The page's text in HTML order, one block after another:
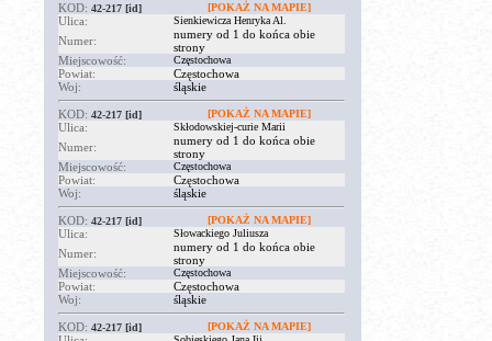
KOD: 42-217 [id] [POKAŻ NA MAPIE]
Ulica: Sienkiewicza Henryka Al.
Numer:
numery od 1 do końca obie
strony
Miejscowość:
Częstochowa
Powiat:
Częstochowa
Woj:
śląskie
KOD: 42-217 [id] [POKAŻ NA MAPIE]
Ulica: Skłodowskiej-curie Marii
Numer:
numery od 1 do końca obie
strony
Miejscowość:
Częstochowa
Powiat:
Częstochowa
Woj:
śląskie
KOD: 42-217 [id] [POKAŻ NA MAPIE]
Ulica: Słowackiego Juliusza
Numer:
numery od 1 do końca obie
strony
Miejscowość:
Częstochowa
Powiat:
Częstochowa
Woj:
śląskie
KOD: 42-217 [id] [POKAŻ NA MAPIE]